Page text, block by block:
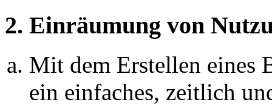
2. Einräumung von
Mit dem Erstellen eines
ein einfaches, zeitlich